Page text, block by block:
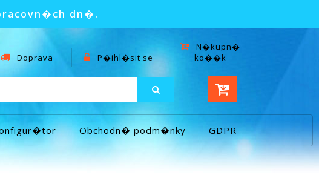
dn�.
Doprava P�ihl�sit se
N�kupn�
ko��k
Obchodn� podm�nky GDPR